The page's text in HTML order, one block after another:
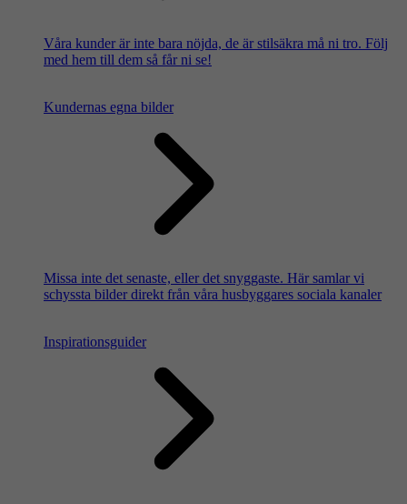
Våra kunder är inte bara nöjda, de är stilsäkra må ni tro. Följ
med hem till dem så får ni se!
Kundernas egna bilder
Missa inte det senaste, eller det snyggaste. Här samlar vi
schyssta bilder direkt från våra husbyggares sociala kanaler
Inspirationsguider